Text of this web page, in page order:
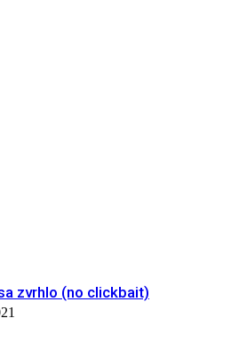
zvrhlo (no clickbait)